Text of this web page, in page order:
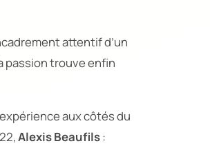
attentif d’un
passion trouve enfin
aux côtés du
Alexis Beaufils: